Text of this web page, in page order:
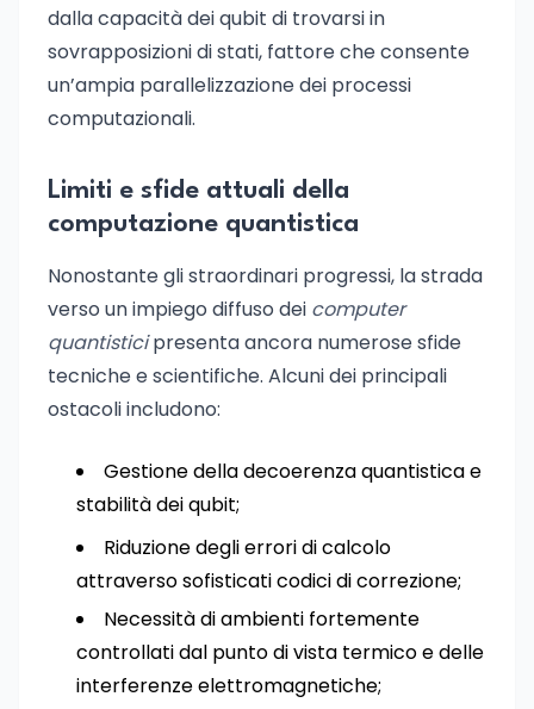
dalla capacità dei qubit di trovarsi in
sovrapposizioni di stati, fattore che consente
un’ampia parallelizzazione dei processi
computazionali.
Limiti e sfide attuali della
computazione quantistica
Nonostante gli straordinari progressi, la strada
verso un impiego diffuso dei computer
quantisticipresenta ancora numerose sfide
tecniche e scientifiche. Alcuni dei principali
ostacoli includono:
Gestione della decoerenza quantistica e
stabilità dei qubit;
Riduzione degli errori di calcolo
attraverso sofisticati codici di correzione;
Necessità di ambienti fortemente
controllati dal punto di vista termico e delle
interferenze elettromagnetiche;